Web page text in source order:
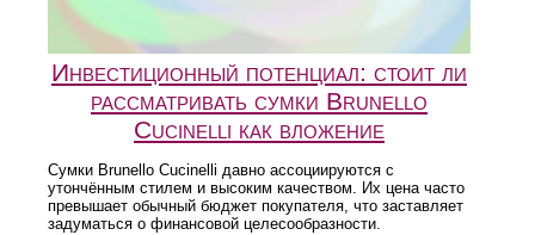
Инвестиционный потенциал: стоит ли
рассматривать сумки Brunello
Cucinelli как вложение
Сумки Brunello Cucinelli давно ассоциируются с
утончённым стилем и высоким качеством. Их цена часто
превышает обычный бюджет покупателя, что заставляет
задуматься о финансовой целесообразности.